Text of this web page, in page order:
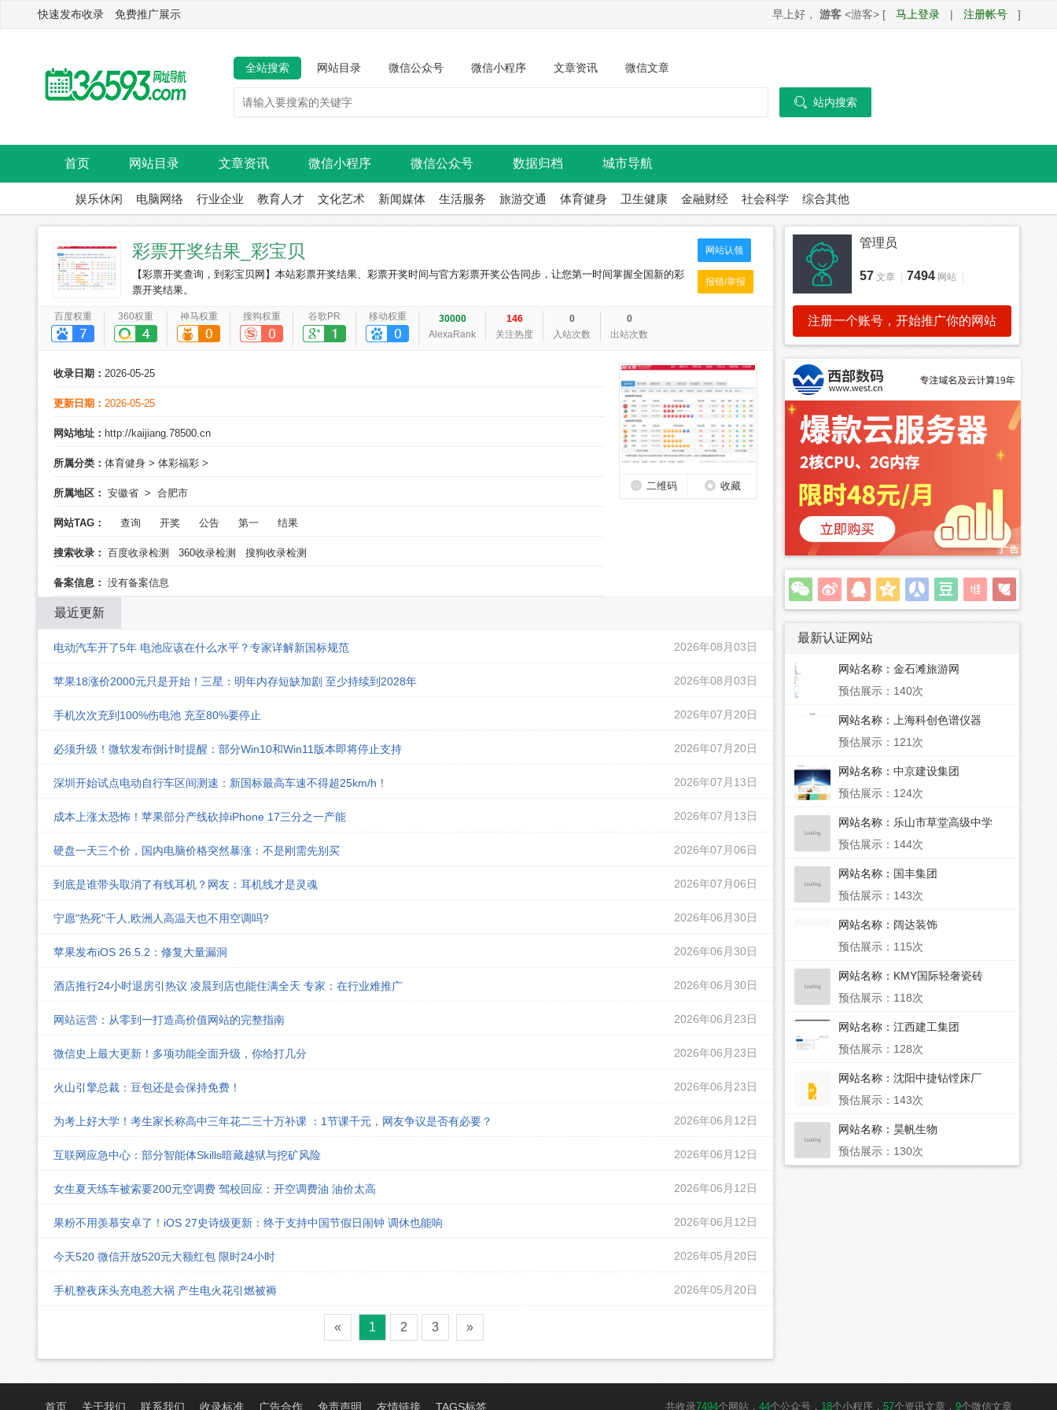
快速发布收录 免费推广展示 早上好， 游客 <游客> [ 马上登录 | 注册帐号 ]
全站搜索 网站目录 微信公众号 微信小程序 文章资讯 微信文章
 站内搜索
首页 网站目录 文章资讯 微信小程序 微信公众号 数据归档 城市导航
娱乐休闲 电脑网络 行业企业 教育人才 文化艺术 新闻媒体 生活服务 旅游交通 体育健身 卫生健康 金融财经 社会科学 综合其他
彩票开奖结果_彩宝贝
【彩票开奖查询，到彩宝贝网】本站彩票开奖结果、彩票开奖时间与官方彩票开奖公告同步，让您第一时间掌握全国新的彩
票开奖结果。
网站认领
报错/举报
百度权重 360权重 神马权重 搜狗权重 谷歌PR 移动权重
30000
AlexaRank
146
关注热度
0
入站次数
0
出站次数
收录日期： 2026-05-25
更新日期： 2026-05-25
网站地址： http://kaijiang.78500.cn
所属分类： 体育健身 > 体彩福彩 >
所属地区： 安徽省 > 合肥市
网站TAG： 查询 开奖 公告 第一 结果
搜索收录： 百度收录检测 360收录检测 搜狗收录检测
备案信息： 没有备案信息
二维码 收藏
最近更新
电动汽车开了5年 电池应该在什么水平？专家详解新国标规范 2026年08月03日
苹果18涨价2000元只是开始！三星：明年内存短缺加剧 至少持续到2028年 2026年08月03日
手机次次充到100%伤电池 充至80%要停止 2026年07月20日
必须升级！微软发布倒计时提醒：部分Win10和Win11版本即将停止支持 2026年07月20日
深圳开始试点电动自行车区间测速：新国标最高车速不得超25km/h！ 2026年07月13日
成本上涨太恐怖！苹果部分产线砍掉iPhone 17三分之一产能 2026年07月13日
硬盘一天三个价，国内电脑价格突然暴涨：不是刚需先别买 2026年07月06日
到底是谁带头取消了有线耳机？网友：耳机线才是灵魂 2026年07月06日
宁愿"热死"千人,欧洲人高温天也不用空调吗? 2026年06月30日
苹果发布iOS 26.5.2：修复大量漏洞 2026年06月30日
酒店推行24小时退房引热议 凌晨到店也能住满全天 专家：在行业难推广 2026年06月30日
网站运营：从零到一打造高价值网站的完整指南 2026年06月23日
微信史上最大更新！多项功能全面升级，你给打几分 2026年06月23日
火山引擎总裁：豆包还是会保持免费！ 2026年06月23日
为考上好大学！考生家长称高中三年花二三十万补课 ：1节课千元，网友争议是否有必要？ 2026年06月12日
互联网应急中心：部分智能体Skills暗藏越狱与挖矿风险 2026年06月12日
女生夏天练车被索要200元空调费 驾校回应：开空调费油 油价太高 2026年06月12日
果粉不用羡慕安卓了！iOS 27史诗级更新：终于支持中国节假日闹钟 调休也能响 2026年06月12日
今天520 微信开放520元大额红包 限时24小时 2026年05月20日
手机整夜床头充电惹大祸 产生电火花引燃被褥 2026年05月20日
« 1 2 3 »
管理员
57 文章 7494 网站
注册一个账号，开始推广你的网站
最新认证网站
网站名称： 金石滩旅游网
预估展示：140次
网站名称：
上海科创色谱仪器
预估展示：121次
网站名称： 中京建设集团
预估展示：124次
网站名称： 乐山市草堂高级中学
预估展示：144次
网站名称： 国丰集团
预估展示：143次
网站名称： 阔达装饰
预估展示：115次
网站名称： KMY国际轻奢瓷砖
预估展示：118次
网站名称： 江西建工集团
预估展示：128次
网站名称： 沈阳中捷钻镗床厂
预估展示：143次
网站名称： 昊帆生物
预估展示：130次
共收录7494个网站， 44个公众号， 18个小程序， 57个资讯文章， 9个微信文章
首页 关于我们 联系我们 收录标准 广告合作 免责声明 友情链接 TAGS标签